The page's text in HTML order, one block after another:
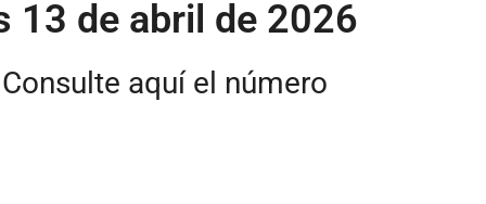
13 de abril de 2026
aquí el número